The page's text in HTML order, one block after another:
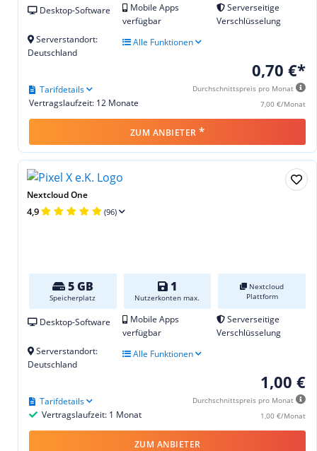
Desktop-Software
Mobile Apps
verfügbar
Serverseitige
Verschlüsselung
Serverstandort:
Deutschland
Alle Funktionen
0,70 €*
Durchschnittspreis pro Monat
7,00 €/Monat
Vertragslaufzeit: 12 Monate
Tarifdetails
ZUM ANBIETER *
Nextcloud One
4,9 (96)
5 GB
Speicherplatz
1
Nutzerkonten max.
Nextcloud
Plattform
Desktop-Software
Mobile Apps
verfügbar
Serverseitige
Verschlüsselung
Serverstandort:
Deutschland
Alle Funktionen
1,00 €
Durchschnittspreis pro Monat
1,00 €/Monat
Vertragslaufzeit: 1 Monat
Tarifdetails
ZUM ANBIETER